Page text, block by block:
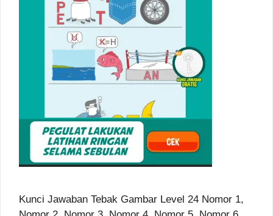
Kunci Jawaban Tebak Gambar Level 24 Nomor 1,